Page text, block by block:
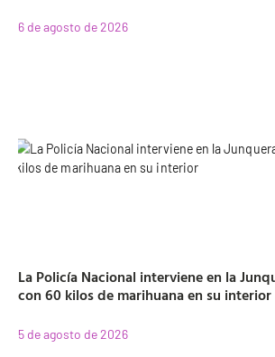
6 de agosto de 2026
La Policía Nacional interviene en la
con 60 kilos de marihuana en su interior
5 de agosto de 2026